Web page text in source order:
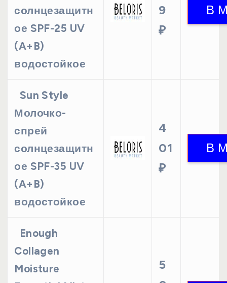
солнцезащитн
ое SPF-25 UV
(A+B)
водостойкое
9
₽
Sun Style
Молочко-
спрей
солнцезащитн
ое SPF-35 UV
(A+B)
водостойкое
4
01
₽
Enough
Collagen
Moisture
5